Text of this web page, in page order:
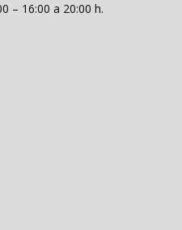
– 16:00 a 20:00 h.